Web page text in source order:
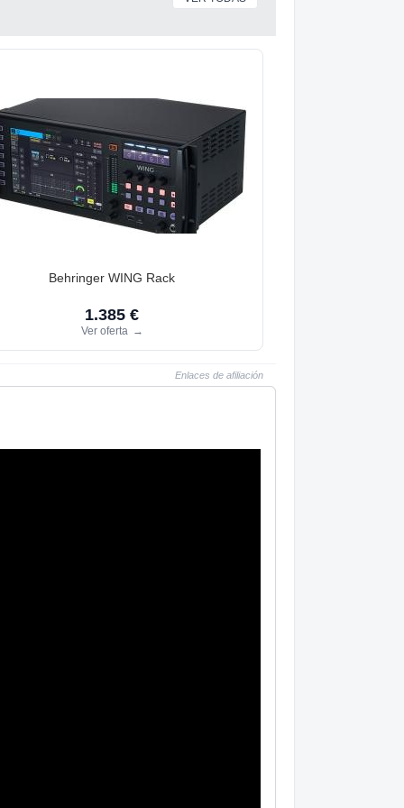
Behringer WING Rack
1.385 €
Ver oferta →
Enlaces de afiliación